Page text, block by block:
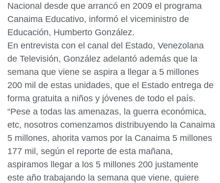
Nacional desde que arrancó en 2009 el programa
Canaima Educativo, informó el viceministro de
Educación, Humberto González.
En entrevista con el canal del Estado, Venezolana
de Televisión, González adelantó además que la
semana que viene se aspira a llegar a 5 millones
200 mil de estas unidades, que el Estado entrega de
forma gratuita a niños y jóvenes de todo el país.
“Pese a todas las amenazas, la guerra económica,
etc, nosotros comenzamos distribuyendo la Canaima
5 millones, ahorita vamos por la Canaima 5 millones
177 mil, según el reporte de esta mañana,
aspiramos llegar a los 5 millones 200 justamente
este año trabajando la semana que viene, quiere